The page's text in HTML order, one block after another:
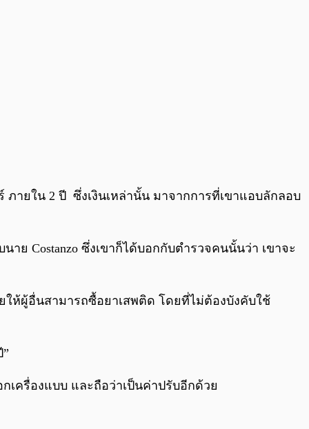
ภายใน 2 ปี ซึ่งเงินเหล่านั้น มาจากการที่เขาแอบลักลอบ
ย Costanzo ซึ่งเขาก็ได้บอกกับตำรวจคนนั้นว่า เขาจะ
ห้ผู้อื่นสามารถซื้อยาเสพติด โดยที่ไม่ต้องบังคับใช้
เครื่องแบบ และถือว่าเป็นค่าปรับอีกด้วย